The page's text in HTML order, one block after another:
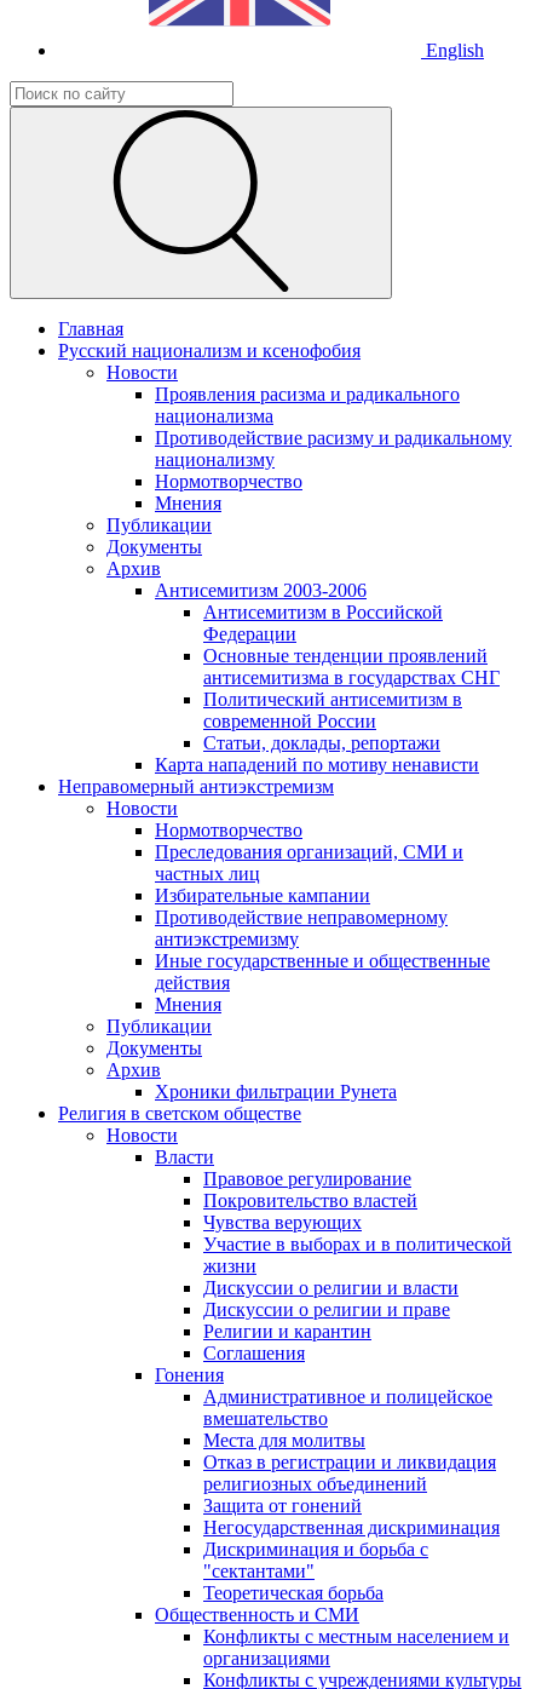
English
Главная
Русский национализм и ксенофобия
Новости
Проявления расизма и радикального
национализма
Противодействие расизму и радикальному
национализму
Нормотворчество
Мнения
Публикации
Документы
Архив
Антисемитизм 2003-2006
Антисемитизм в Российской
Федерации
Основные тенденции проявлений
антисемитизма в государствах СНГ
Политический антисемитизм в
современной России
Статьи, доклады, репортажи
Карта нападений по мотиву ненависти
Неправомерный антиэкстремизм
Новости
Нормотворчество
Преследования организаций, СМИ и
частных лиц
Избирательные кампании
Противодействие неправомерному
антиэкстремизму
Иные государственные и общественные
действия
Мнения
Публикации
Документы
Архив
Хроники фильтрации Рунета
Религия в светском обществе
Новости
Власти
Правовое регулирование
Покровительство властей
Чувства верующих
Участие в выборах и в политической
жизни
Дискуссии о религии и власти
Дискуссии о религии и праве
Религии и карантин
Соглашения
Гонения
Административное и полицейское
вмешательство
Места для молитвы
Отказ в регистрации и ликвидация
религиозных объединений
Защита от гонений
Негосударственная дискриминация
Дискриминация и борьба с
"сектантами"
Теоретическая борьба
Общественность и СМИ
Конфликты с местным населением и
организациями
Конфликты с учреждениями культуры